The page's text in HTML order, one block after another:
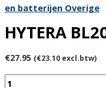
en batterijen Overige
HYTERA
€27.95 (€23.10 excl.btw)
HYTERA